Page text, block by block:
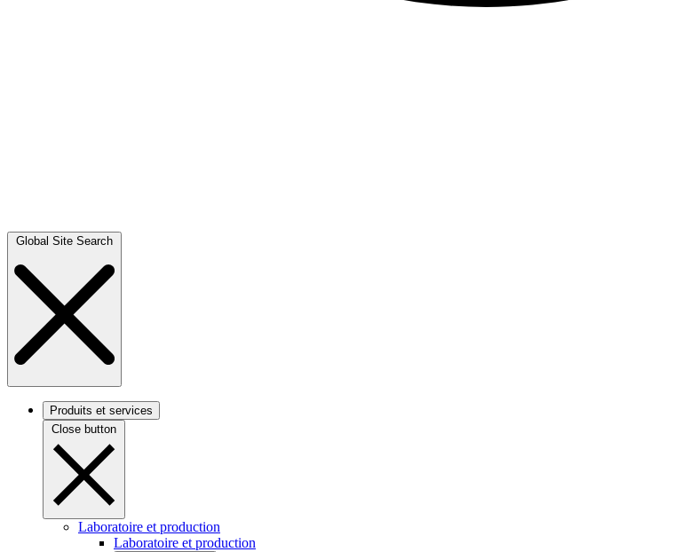
Global Site Search
Produits et services
Close button
Laboratoire et production
Laboratoire et production